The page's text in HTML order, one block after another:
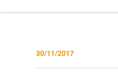
30/11/2017